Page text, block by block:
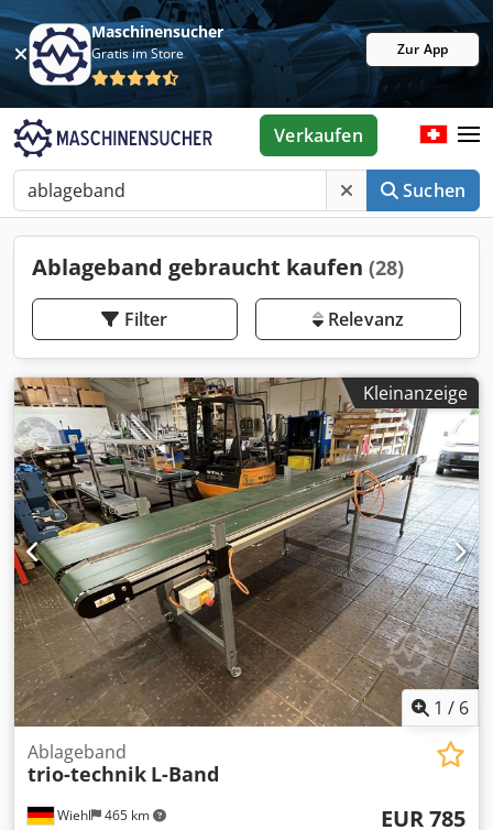
Maschinensucher
Gratis im Store Zur App
Suchen
Verkaufen
Ablageband gebraucht kaufen (28)
Filter Relevanz
Kleinanzeige
1 / 6
Wiehl 465 km
Ablageband
trio-technik L-Band
EUR 785